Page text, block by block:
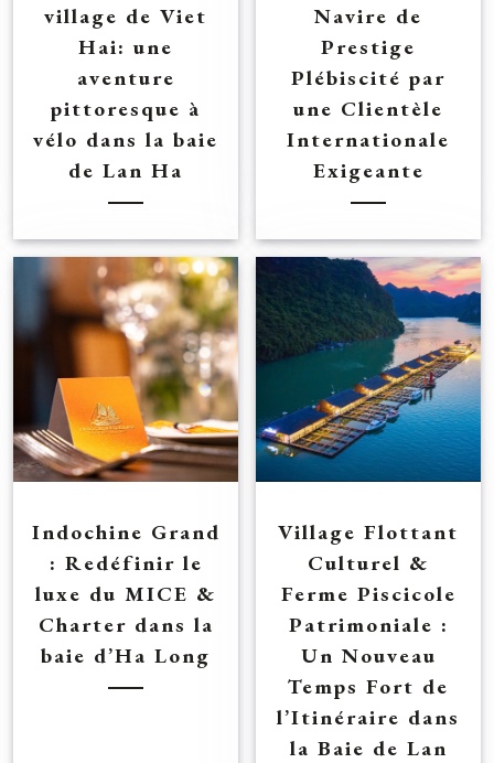
village de Viet
Hai: une
aventure
pittoresque à
vélo dans la baie
de Lan Ha
Navire de
Prestige
Plébiscité par
une Clientèle
Internationale
Exigeante
Indochine Grand
: Redéfinir le
luxe du MICE &
Charter dans la
baie d’Ha Long
Village Flottant
Culturel &
Ferme Piscicole
Patrimoniale :
Un Nouveau
Temps Fort de
l’Itinéraire dans
la Baie de Lan